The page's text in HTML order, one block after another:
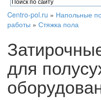
Centro-pol.ru » Напольные
работы » Стяжка пола
для